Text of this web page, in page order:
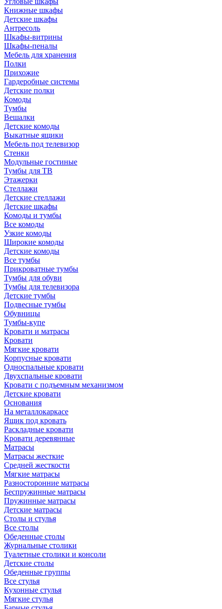
Книжные шкафы
Детские шкафы
Антресоль
Шкафы-витрины
Шкафы-пеналы
Мебель для хранения
Полки
Прихожие
Гардеробные системы
Детские полки
Комоды
Тумбы
Вешалки
Детские комоды
Выкатные ящики
Мебель под телевизор
Стенки
Модульные гостиные
Тумбы для ТВ
Этажерки
Стеллажи
Детские стеллажи
Детские шкафы
Комоды и тумбы
Все комоды
Узкие комоды
Широкие комоды
Детские комоды
Все тумбы
Прикроватные тумбы
Тумбы для обуви
Тумбы для телевизора
Детские тумбы
Подвесные тумбы
Обувницы
Тумбы-купе
Кровати и матрасы
Кровати
Мягкие кровати
Корпусные кровати
Односпальные кровати
Двухспальные кровати
Кровати с подъемным механизмом
Детские кровати
Основания
На металлокаркасе
Ящик под кровать
Раскладные кровати
Кровати деревянные
Матрасы
Матрасы жесткие
Средней жесткости
Мягкие матрасы
Разносторонние матрасы
Беспружинные матрасы
Пружинные матрасы
Детские матрасы
Столы и стулья
Все столы
Обеденные столы
Журнальные столики
Туалетные столики и консоли
Детские столы
Обеденные группы
Все стулья
Кухонные стулья
Мягкие стулья